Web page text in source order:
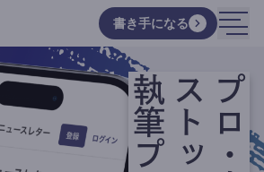
書き手になる